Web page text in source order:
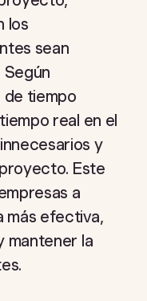
los
sean
de tiempo
real en el
y
Este
a
más efectiva,
mantener la